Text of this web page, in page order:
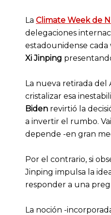
La Climate Week de
delegaciones
estadounidense cada
Xi Jinping
La nueva retirada del
cristalizar esa
Biden revirtió la
a invertir el rumbo.
depende -en gran
Por el contrario, si
Jinping impulsa la
responder a una
La noción -